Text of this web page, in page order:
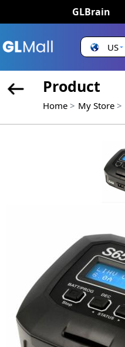
GLBrain
US
Product
Home My Store